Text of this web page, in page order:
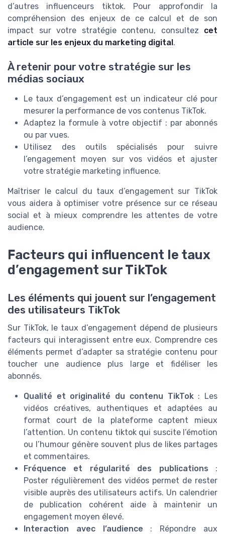
d’autres influenceurs tiktok. Pour approfondir la
compréhension des enjeux de ce calcul et de son
impact sur votre stratégie contenu, consultez cet
article sur les enjeux du marketing digital.
À retenir pour votre stratégie sur les
médias sociaux
Le taux d’engagement est un indicateur clé pour
mesurer la performance de vos contenus TikTok.
Adaptez la formule à votre objectif : par abonnés
ou par vues.
Utilisez des outils spécialisés pour suivre
l’engagement moyen sur vos vidéos et ajuster
votre stratégie marketing influence.
Maîtriser le calcul du taux d’engagement sur TikTok
vous aidera à optimiser votre présence sur ce réseau
social et à mieux comprendre les attentes de votre
audience.
Facteurs qui influencent le taux
d’engagement sur TikTok
Les éléments qui jouent sur l’engagement
des utilisateurs TikTok
Sur TikTok, le taux d’engagement dépend de plusieurs
facteurs qui interagissent entre eux. Comprendre ces
éléments permet d’adapter sa stratégie contenu pour
toucher une audience plus large et fidéliser les
abonnés.
Qualité et originalité du contenu TikTok: Les
vidéos créatives, authentiques et adaptées au
format court de la plateforme captent mieux
l’attention. Un contenu tiktok qui suscite l’émotion
ou l’humour génère souvent plus de likes partages
et commentaires.
Fréquence et régularité des publications :
Poster régulièrement des vidéos permet de rester
visible auprès des utilisateurs actifs. Un calendrier
de publication cohérent aide à maintenir un
engagement moyen élevé.
Interaction avec l’audience : Répondre aux